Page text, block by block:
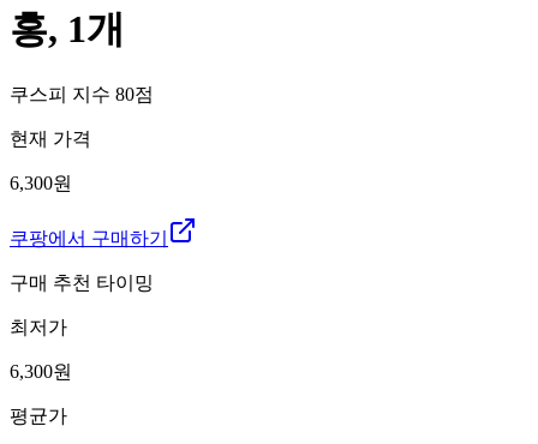
홍, 1개
쿠스피 지수 80점
현재 가격
6,300원
쿠팡에서 구매하기
구매 추천 타이밍
최저가
6,300원
평균가